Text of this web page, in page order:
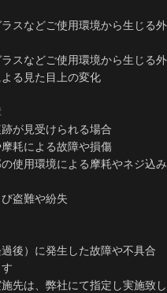
スなどご使用環境から生じる外
スなどご使用環境から生じる外
る見た目上の変化
が見受けられる場合
耗による故障や損傷
使用環境による摩耗やネジ込み
盗難や紛失
後）に発生した故障や不具合
先は、弊社にて指定し実施致し